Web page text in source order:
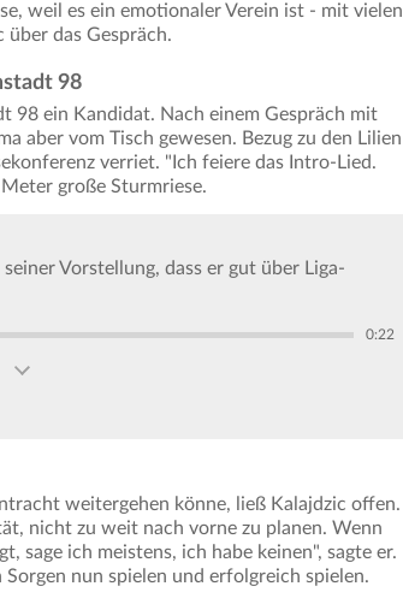
weil es ein emotionaler Verein ist - mit vielen
über das Gespräch.
98
98 ein Kandidat. Nach einem Gespräch mit
aber vom Tisch gewesen. Bezug zu den Lilien
verriet. "Ich feiere das Intro-Lied.
große Sturmriese.
Vorstellung, dass er gut über Liga-
0:22
weitergehen könne, ließ Kalajdzic offen.
nicht zu weit nach vorne zu planen. Wenn
sage ich meistens, ich habe keinen", sagte er.
nun spielen und erfolgreich spielen.